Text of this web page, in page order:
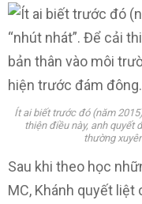
Ít ai biết trước đó (năm
thiện điều này, anh quyết
thường
Sau khi theo học
MC, Khánh quyết